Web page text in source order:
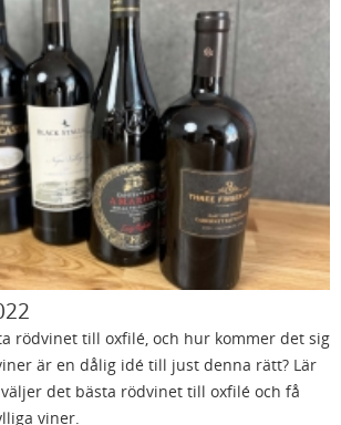
rödvinet till oxfilé, och hur kommer det sig
är en dålig idé till just denna rätt? Lär
det bästa rödvinet till oxfilé och få
viner.